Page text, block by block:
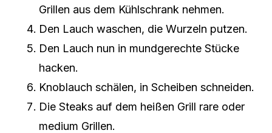
Grillen aus dem Kühlschrank nehmen.
Den Lauch waschen, die Wurzeln putzen.
Den Lauch nun in mundgerechte Stücke
hacken.
Knoblauch schälen, in Scheiben schneiden.
Die Steaks auf dem heißen Grill rare oder
medium Grillen.